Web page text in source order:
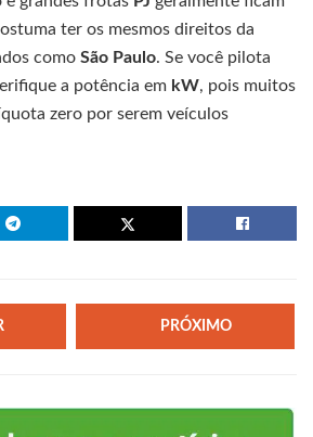
ter os mesmos direitos da
como São Paulo. Se você pilota
a potência em kW, pois muitos
zero por serem veículos
PRÓXIMO